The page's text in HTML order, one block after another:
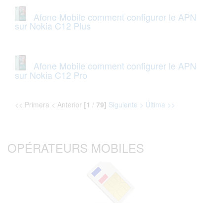
Afone Mobile comment configurer le APN
sur Nokia C12 Plus
Afone Mobile comment configurer le APN
sur Nokia C12 Pro
<< Primera < Anterior [1 / 79] Siguiente > Última >>
OPÉRATEURS MOBILES